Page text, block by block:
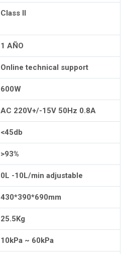
Class II
1 AÑO
Online technical support
600W
AC 220V+/-15V 50Hz 0.8A
<45db
>93%
0L -10L/min adjustable
430*390*690mm
25.5Kg
10kPa ~ 60kPa